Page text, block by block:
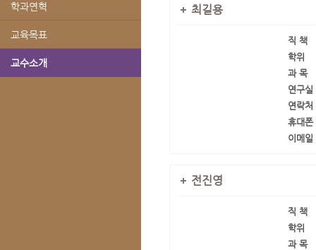
학과연혁
교육목표
교수소개
최길용
직 책
학위
과 목
연구실
연락처
휴대폰
이메일
전진영
직 책
학위
과 목